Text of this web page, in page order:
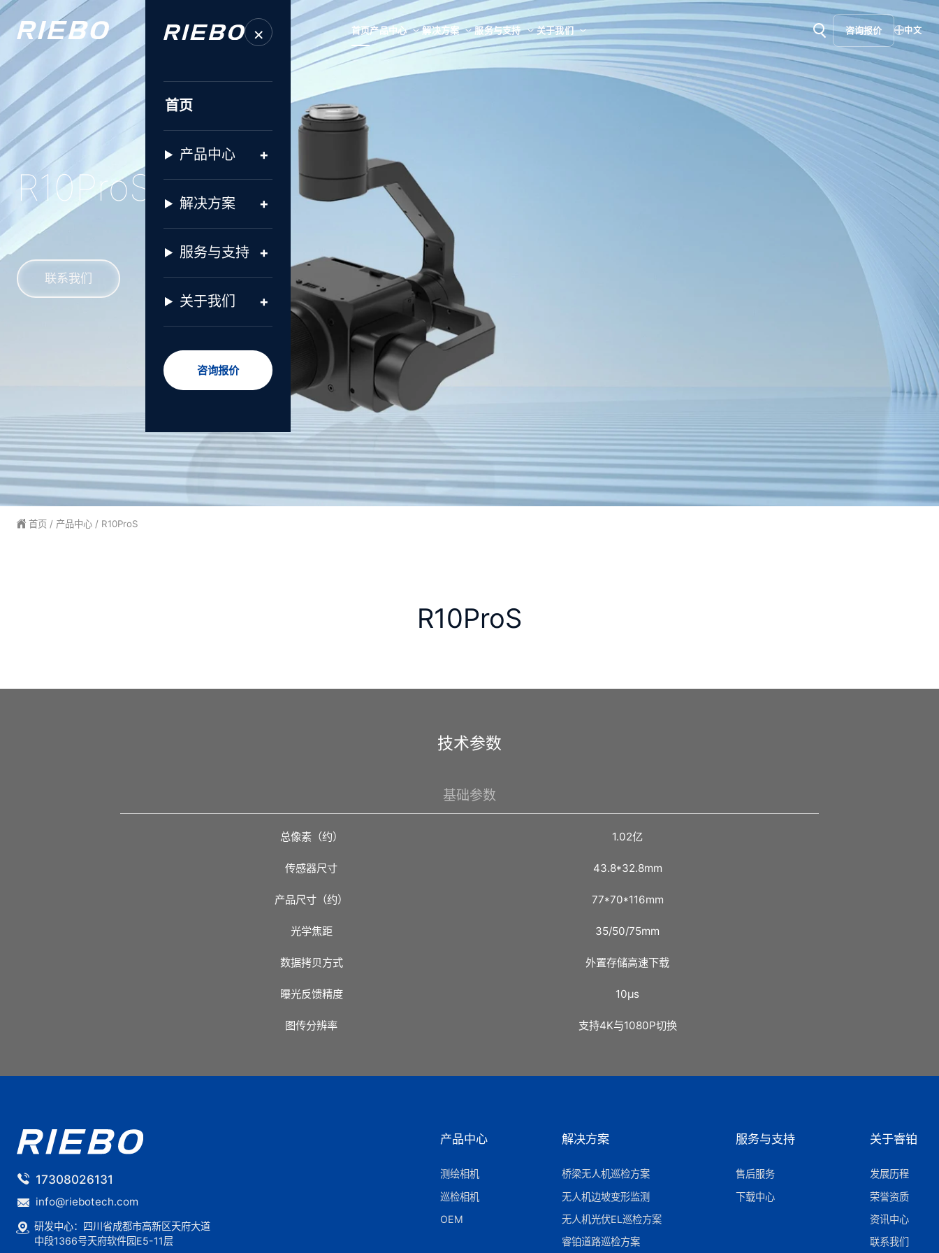
×
首页
产品中心
解决方案
服务与支持
关于我们
咨询报价
首页产品中心 解决方案 服务与支持 关于我们 咨询报价 中文
R10ProS
联系我们
首页/ 产品中心/ R10ProS
R10ProS
技术参数
基础参数
总像素（约） 1.02亿
传感器尺寸 43.8*32.8mm
产品尺寸（约） 77*70*116mm
光学焦距 35/50/75mm
数据拷贝方式 外置存储高速下载
曝光反馈精度 10μs
图传分辨率 支持4K与1080P切换
17308026131
info@riebotech.com
研发中心：四川省成都市高新区天府大道
中段1366号天府软件园E5-11层
产品中心
测绘相机
巡检相机
OEM
解决方案
桥梁无人机巡检方案
无人机边坡变形监测
无人机光伏EL巡检方案
睿铂道路巡检方案
服务与支持
售后服务
下载中心
关于睿铂
发展历程
荣誉资质
资讯中心
联系我们